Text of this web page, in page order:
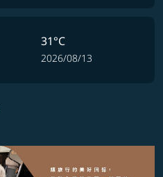
31°C
2026/08/13